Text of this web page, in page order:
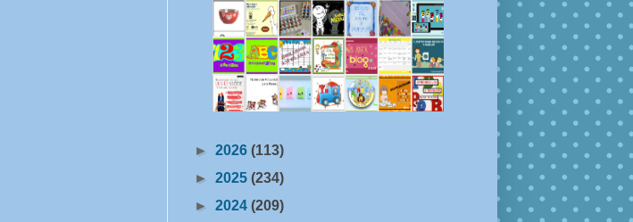
► 2026 (113)
► 2025 (234)
► 2024 (209)